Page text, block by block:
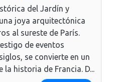
del Jardín y
joya arquitectónica
al sureste de París.
de eventos
se convierte en un
historia de Francia. D...